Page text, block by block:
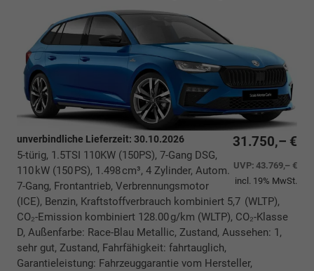
31.750,– €
UVP:43.769,– €
incl. 19% MwSt.
unverbindliche Lieferzeit: 30.10.2026
5-türig, 1.5TSI 110KW (150PS), 7-Gang DSG,
110 kW (150 PS), 1.498 cm³, 4 Zylinder, Autom.
7-Gang, Frontantrieb, Verbrennungsmotor
(ICE), Benzin, Kraftstoffverbrauch kombiniert 5,7 (WLTP),
CO₂-Emission kombiniert 128.00 g/km (WLTP), CO₂-Klasse
D, Außenfarbe: Race-Blau Metallic, Zustand, Aussehen: 1,
sehr gut, Zustand, Fahrfähigkeit: fahrtauglich,
Garantieleistung: Fahrzeuggarantie vom Hersteller,